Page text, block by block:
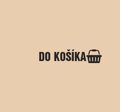
DO KOŠÍKA